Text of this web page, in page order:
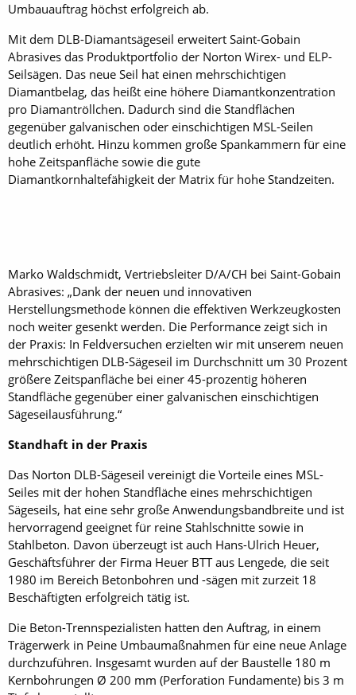
Umbauauftrag höchst erfolgreich ab.
Mit dem DLB-Diamantsägeseil erweitert Saint-Gobain
Abrasives das Produktportfolio der Norton Wirex- und ELP-
Seilsägen. Das neue Seil hat einen mehrschichtigen
Diamantbelag, das heißt eine höhere Diamantkonzentration
pro Diamantröllchen. Dadurch sind die Standflächen
gegenüber galvanischen oder einschichtigen MSL-Seilen
deutlich erhöht. Hinzu kommen große Spankammern für eine
hohe Zeitspanfläche sowie die gute
Diamantkornhaltefähigkeit der Matrix für hohe Standzeiten.
Marko Waldschmidt, Vertriebsleiter D/A/CH bei Saint-Gobain
Abrasives: „Dank der neuen und innovativen
Herstellungsmethode können die effektiven Werkzeugkosten
noch weiter gesenkt werden. Die Performance zeigt sich in
der Praxis: In Feldversuchen erzielten wir mit unserem neuen
mehrschichtigen DLB-Sägeseil im Durchschnitt um 30 Prozent
größere Zeitspanfläche bei einer 45-prozentig höheren
Standfläche gegenüber einer galvanischen einschichtigen
Sägeseilausführung.“
Standhaft in der Praxis
Das Norton DLB-Sägeseil vereinigt die Vorteile eines MSL-
Seiles mit der hohen Standfläche eines mehrschichtigen
Sägeseils, hat eine sehr große Anwendungsbandbreite und ist
hervorragend geeignet für reine Stahlschnitte sowie in
Stahlbeton. Davon überzeugt ist auch Hans-Ulrich Heuer,
Geschäftsführer der Firma Heuer BTT aus Lengede, die seit
1980 im Bereich Betonbohren und -sägen mit zurzeit 18
Beschäftigten erfolgreich tätig ist.
Die Beton-Trennspezialisten hatten den Auftrag, in einem
Trägerwerk in Peine Umbaumaßnahmen für eine neue Anlage
durchzuführen. Insgesamt wurden auf der Baustelle 180 m
Kernbohrungen Ø 200 mm (Perforation Fundamente) bis 3 m